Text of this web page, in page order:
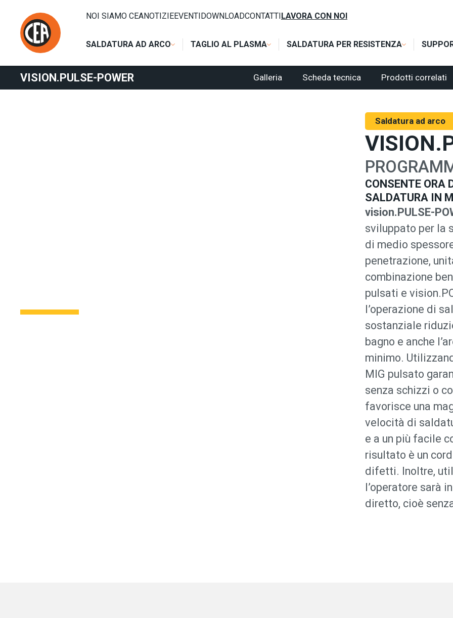
SALDATURA AD ARCO TAGLIO AL PLASMA SALDATURA PER RESISTENZA
NOI SIAMO CEANOTIZIEEVENTIDOWNLOADCONTATTILAVORA CON NOI
VISION.PULSE-POWER Galleria Scheda tecnica Prodotti correlati
Saldatura ad arco
CONSENTE ORA
SALDATURA IN
vision.PULSE-
sviluppato per la
di medio
penetrazione,
combinazione
pulsati e
l’operazione di
sostanziale
bagno e anche
minimo.
MIG pulsato
senza schizzi o
favorisce una
velocità di
e a un più facile
risultato è un
difetti. Inoltre,
l’operatore sarà
diretto, cioè